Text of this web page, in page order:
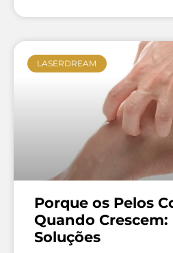
LASERDREAM
Porque os Pelos
Quando Crescem:
Soluções